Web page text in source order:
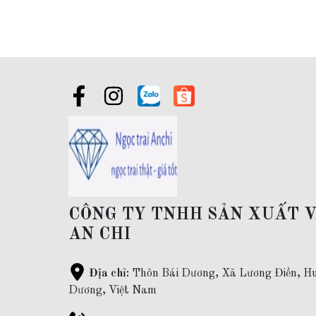
CÔNG TY TNHH SẢN XUẤT
AN CHI
Địa chỉ: Thôn Bái Dương, Xã Lương Điền,
Dương, Việt Nam